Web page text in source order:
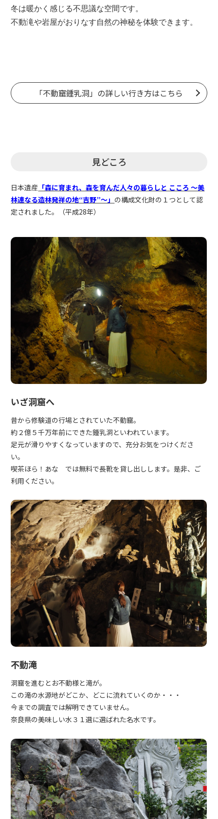
冬は暖かく感じる不思議な空間です。
不動滝や岩屋がおりなす自然の神秘を体験できます。
「不動窟鍾乳洞」の詳しい行き方はこちら
見どころ
日本遺産 「森に育まれ、森を育んだ人々の暮らしと こころ ～美
林連なる造林発祥の地“吉野”～」 の構成文化財の１つとして認
定されました。（平成28年）
いざ洞窟へ
昔から修験道の行場とされていた不動窟。
約２億５千万年前にできた鍾乳洞といわれています。
足元が滑りやすくなっていますので、充分お気をつけくださ
い。
喫茶ほら！あな では無料で長靴を貸し出しします。是非、ご
利用ください。
不動滝
洞窟を進むとお不動様と滝が。
この滝の水源地がどこか、どこに流れていくのか・・・
今までの調査では解明できていません。
奈良県の美味しい水３１選に選ばれた名水です。